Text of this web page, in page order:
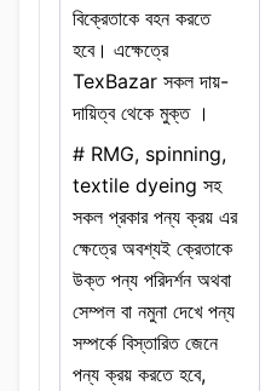
বিক্রেতাকে বহন করতে
হবে। এক্ষেত্রে
TexBazar সকল দায়-
দায়িত্ব থেকে মুক্ত ।
# RMG, spinning,
textile dyeing সহ
সকল প্রকার পন্য ক্রয় এর
ক্ষেত্রে অবশ্যই ক্রেতাকে
উক্ত পন্য পরিদর্শন অথবা
সেম্পল বা নমুনা দেখে পন্য
সম্পর্কে বিস্তারিত জেনে
পন্য ক্রয় করতে হবে,